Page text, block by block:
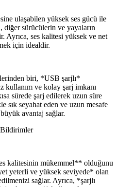
ulaşabilen yüksek ses gücü ile
sürücülerin ve yayaların
Ayrıca, ses kalitesi yüksek ve net
için idealdir.
biri, *USB şarjlı*
kullanım ve kolay şarj imkanı
sürede şarj edilerek uzun süre
sık seyahat eden ve uzun mesafe
avantaj sağlar.
Bildirimler
kalitesinin mükemmel** olduğunu
yeterli ve yüksek seviyede* olan
sağlar. Ayrıca, *şarjlı